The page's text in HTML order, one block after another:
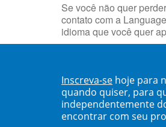
Se você não quer
contato com a
idioma que você quer
Inscreva-se hoje para
quando quiser, para
independentemente
encontrar com seu